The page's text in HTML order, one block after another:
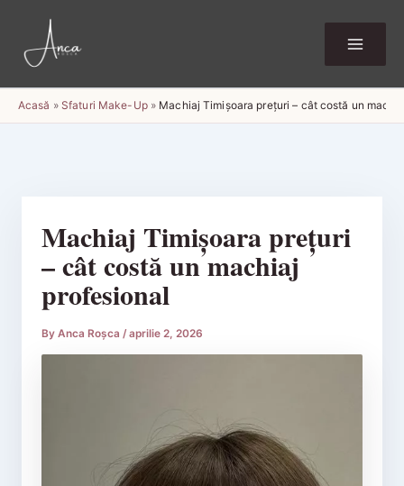
content
Acasă » Sfaturi Make-Up» Machiaj Timișoara prețuri – cât costă un
Machiaj Timișoara prețuri
– cât costă un machiaj
profesional
By Anca Roșca /aprilie 2, 2026